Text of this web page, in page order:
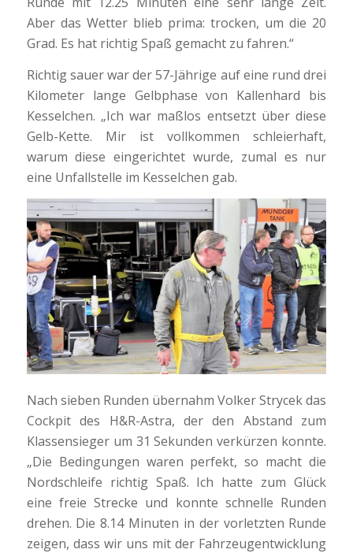
Aber das Wetter blieb prima: trocken, um die 20
Grad. Es hat richtig Spaß gemacht zu fahren.“
Richtig sauer war der 57-Jährige auf eine rund drei
Kilometer lange Gelbphase von Kallenhard bis
Kesselchen. „Ich war maßlos entsetzt über diese
Gelb-Kette. Mir ist vollkommen schleierhaft,
warum diese eingerichtet wurde, zumal es nur
eine Unfallstelle im Kesselchen gab.
Nach sieben Runden übernahm Volker Strycek das
Cockpit des H&R-Astra, der den Abstand zum
Klassensieger um 31 Sekunden verkürzen konnte.
„Die Bedingungen waren perfekt, so macht die
Nordschleife richtig Spaß. Ich hatte zum Glück
eine freie Strecke und konnte schnelle Runden
drehen. Die 8.14 Minuten in der vorletzten Runde
zeigen, dass wir uns mit der Fahrzeugentwicklung